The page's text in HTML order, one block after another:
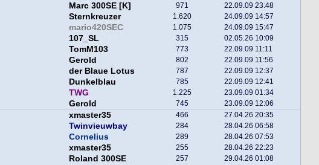
Marc 300SE [K] 971 22.09.09 23:48
Sternkreuzer 1.620 24.09.09 14:57
mario420SEC 1.075 24.09.09 15:47
107_SL 315 02.05.26 10:09
TomM103 773 22.09.09 11:11
Gerold 802 22.09.09 11:56
der Blaue Lotus 787 22.09.09 12:37
Dunkelblau 785 22.09.09 12:41
TWG 1.225 23.09.09 01:34
Gerold 745 23.09.09 12:06
xmaster35 466 27.04.26 20:35
Twinvieuwbay 284 28.04.26 06:58
Cornelius 289 28.04.26 07:53
xmaster35 255 28.04.26 22:23
Roland 300SE 257 29.04.26 01:08